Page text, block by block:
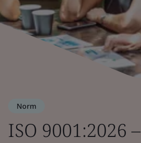
Norm
ISO 9001:2026 –